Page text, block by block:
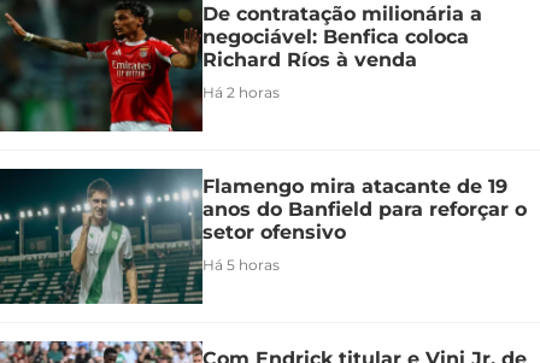
De contratação milionária a
negociável: Benfica coloca
Richard Ríos à venda
Há 2 horas
Flamengo mira atacante de 19
anos do Banfield para reforçar o
setor ofensivo
Há 5 horas